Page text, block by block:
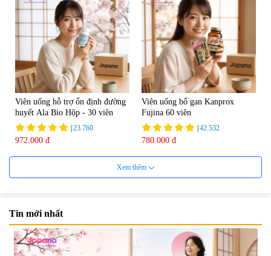
Viên uống hỗ trợ ổn định đường
huyết Ala Bio Hộp - 30 viên
|23.760
972.000 đ
Viên uống bổ gan Kanprox
Fujina 60 viên
|42.532
780.000 đ
Xem thêm
Tin mới nhất